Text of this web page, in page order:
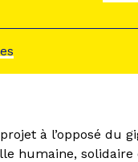
projet à l’opposé
humaine, solidaire